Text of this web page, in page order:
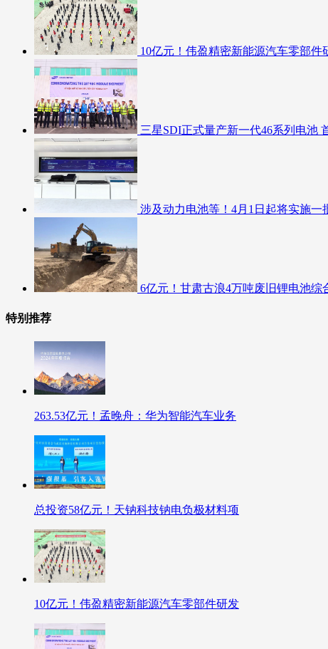
10亿元！伟盈精密新能源汽车零部件
三星SDI正式量产新一代46系列电池
涉及动力电池等！4月1日起将实施一
6亿元！甘肃古浪4万吨废旧锂电池综
特别推荐
​263.53亿元！孟晚舟：华为智能汽车业务
总投资58亿元！天钠科技钠电负极材料项
10亿元！伟盈精密新能源汽车零部件研发